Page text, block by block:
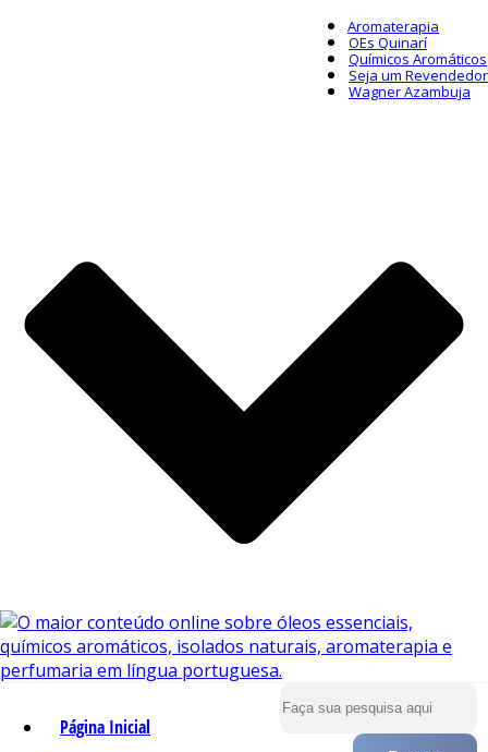
Aromaterapia
OEs Quinarí
Químicos Aromáticos
Seja um Revendedor
Wagner Azambuja
Página Inicial